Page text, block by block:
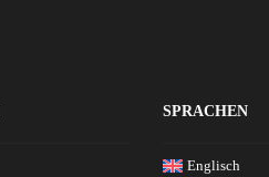
SPRACHEN
Englisch